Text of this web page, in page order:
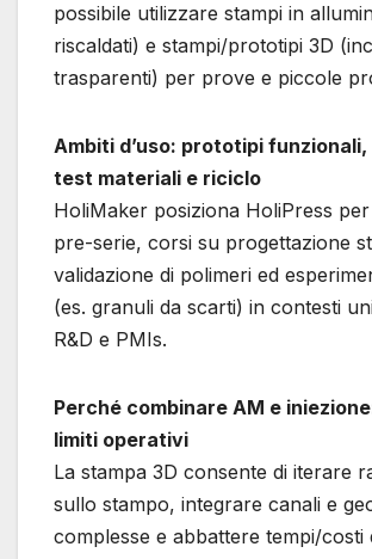
possibile utilizzare stampi in
riscaldati) e stampi/prototipi 3D
trasparenti) per prove e piccole
Ambiti d’uso: prototipi
test materiali e riciclo
HoliMaker posiziona HoliPress
pre-serie, corsi su progettazione
validazione di polimeri ed
(es. granuli da scarti) in contesti
R&D e PMIs.
Perché combinare AM e
limiti operativi
La stampa 3D consente di iterare
sullo stampo, integrare canali e
complesse e abbattere tempi/costi